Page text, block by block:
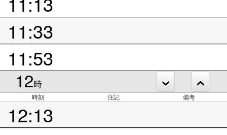
11:33
11:53
12時
時刻 注記 備考
12:13